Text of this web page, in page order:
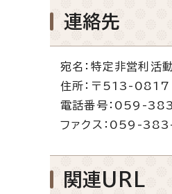
連絡先
宛名：特定非営利活
住所：〒513-
電話番号：059-
ファクス：059-
関連URL